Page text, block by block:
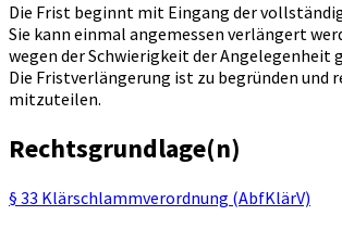
Die Frist beginnt mit Eingang der
Sie kann einmal angemessen verlängert
wegen der Schwierigkeit der
Die Fristverlängerung ist zu begründen und
mitzuteilen.
Rechtsgrundlage(n)
§ 33 Klärschlammverordnung (AbfKlärV)